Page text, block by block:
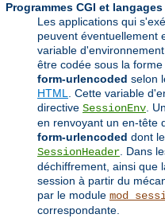
Programmes CGI et
Les applications qui
peuvent éventuellement
variable d'environnement
être codée sous la
form-urlencoded selon
HTML. Cette variable
directive SessionEnv.
en renvoyant un en-tête
form-urlencoded dont
SessionHeader. Dans
déchiffrement, ainsi que
session à partir du
par le module
correspondante.